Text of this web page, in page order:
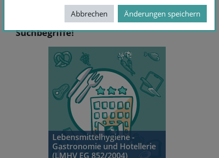
Keine Treffer - Versuchen Sie andere
Suchbegriffe!
Lebensmittelhygiene -
Gastronomie und Hotellerie
(LMHV EG 852/2004)
Abbrechen Änderungen speichern
Abbrechen Änderungen speichern